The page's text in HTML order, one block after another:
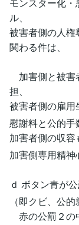
ル、
被害者側の人
関わる件は、
加害側と被害
担、
被害者側の雇
慰謝料と公的手
加害者側の収
加害側専用精神
ｄ ボタン青が
（即クビ、公
赤の公罰２の